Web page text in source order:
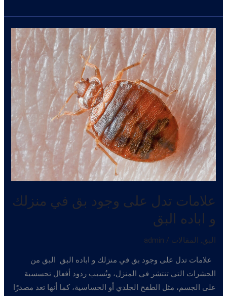
علامات تدل على وجود بق في منزلك
و اباده البق
البق, المقالات /
admin
علامات تدل على وجود بق في منزلك و اباده البق البق من
الحشرات التي تنتشر في المنزل، وتُسبب ردود أفعال تحسسية
على الجسم، مثل الطفح الجلدي أو الحساسية، كما أنها تعد مصدرًا